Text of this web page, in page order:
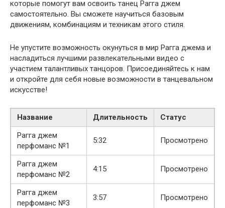
которые помогут вам освоить танец Рагга джем
самостоятельно. Вы сможете научиться базовым
движениям, комбинациям и техникам этого стиля.
Не упустите возможность окунуться в мир Рагга джема и
насладиться лучшими развлекательными видео с
участием талантливых танцоров. Присоединяйтесь к нам
и откройте для себя новые возможности в танцевальном
искусстве!
Название Длительность
Статус
Рагга джем
перфоманс №1
5:32 Просмотрено
Рагга джем
перфоманс №2
4:15 Просмотрено
Рагга джем
перфоманс №3
3:57 Просмотрено